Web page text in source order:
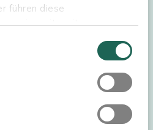
führen diese
mit weiteren
Ihrer Nutzung der
Cookies akzeptieren.